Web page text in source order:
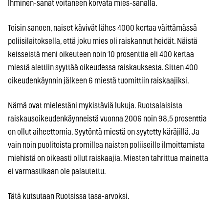
Ihminen-sanat voitaneen korvata mies-sanalla.
Toisin sanoen, naiset kävivät lähes 4000 kertaa väittämässä
poliisilaitoksella, että joku mies oli raiskannut heidät. Näistä
keisseistä meni oikeuteen noin 10 prosenttia eli 400 kertaa
miestä alettiin syyttää oikeudessa raiskauksesta. Sitten 400
oikeudenkäynnin jälkeen 6 miestä tuomittiin raiskaajiksi.
Nämä ovat mielestäni mykistäviä lukuja. Ruotsalaisista
raiskausoikeudenkäynneistä vuonna 2006 noin 98,5 prosenttia
on ollut aiheettomia. Syytöntä miestä on syytetty käräjillä. Ja
vain noin puolitoista promillea naisten poliiseille ilmoittamista
miehistä on oikeasti ollut raiskaajia. Miesten tahrittua mainetta
ei varmastikaan ole palautettu.
Tätä kutsutaan Ruotsissa tasa-arvoksi.